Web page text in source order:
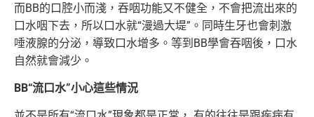
而BB的口腔小而淺，吞咽功能又不健全，不會把流出來的
口水咽下去，所以口水就“漫過大堤”。同時生牙也會刺激
唾液腺的分泌，導致口水增多。等到BB學會吞咽後，口水
自然就會減少。
BB“流口水”小心這些情況